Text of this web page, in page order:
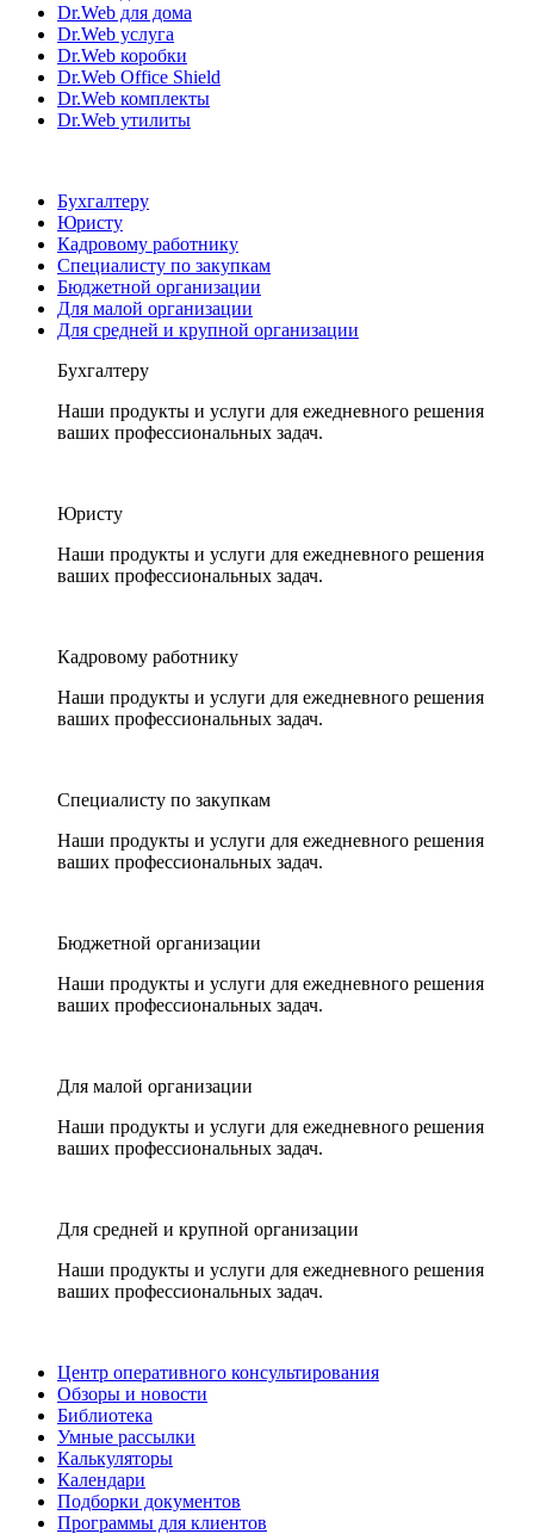
Dr.Web для дома
Dr.Web услуга
Dr.Web коробки
Dr.Web Office Shield
Dr.Web комплекты
Dr.Web утилиты
Бухгалтеру
Юристу
Кадровому работнику
Специалисту по закупкам
Бюджетной организации
Для малой организации
Для средней и крупной организации
Бухгалтеру
Наши продукты и услуги для ежедневного решения
ваших профессиональных задач.
Юристу
Наши продукты и услуги для ежедневного решения
ваших профессиональных задач.
Кадровому работнику
Наши продукты и услуги для ежедневного решения
ваших профессиональных задач.
Специалисту по закупкам
Наши продукты и услуги для ежедневного решения
ваших профессиональных задач.
Бюджетной организации
Наши продукты и услуги для ежедневного решения
ваших профессиональных задач.
Для малой организации
Наши продукты и услуги для ежедневного решения
ваших профессиональных задач.
Для средней и крупной организации
Наши продукты и услуги для ежедневного решения
ваших профессиональных задач.
Центр оперативного консультирования
Обзоры и новости
Библиотека
Умные рассылки
Калькуляторы
Календари
Подборки документов
Программы для клиентов